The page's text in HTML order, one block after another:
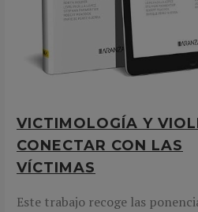
VICTIMOLOGÍA Y
CONECTAR CON LAS
VÍCTIMAS
Este trabajo recoge las